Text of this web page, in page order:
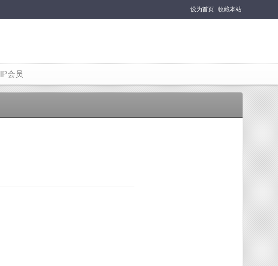
设为首页 收藏本站
会员